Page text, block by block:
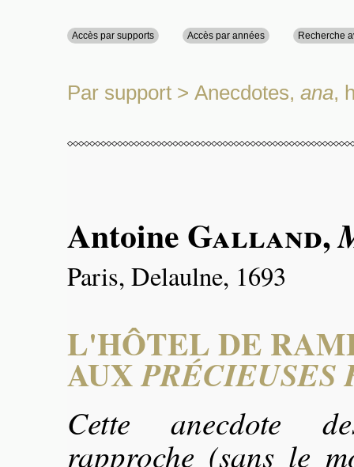
Accès par supports Accès par années Recherche
Par support > Anecdotes, ana,
AntoineGalland,
Paris, Delaulne, 1693
L'HÔTEL DE
AUXPRÉCIEUSES
Cette anecdote
rapproche (sans le